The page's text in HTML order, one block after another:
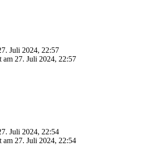
Juli 2024, 22:57
am 27. Juli 2024, 22:57
Juli 2024, 22:54
am 27. Juli 2024, 22:54